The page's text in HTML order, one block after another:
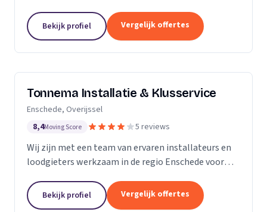
aan diensten, variërend van schilderwerk tot...
Bekijk profiel Vergelijk offertes
Tonnema Installatie & Klusservice
Enschede, Overijssel
8,4Moving Score 5 reviews
Wij zijn met een team van ervaren installateurs en
loodgieters werkzaam in de regio Enschede voor
gespecialiseerd in de installatie van sanitair, gas-
en...
Bekijk profiel Vergelijk offertes